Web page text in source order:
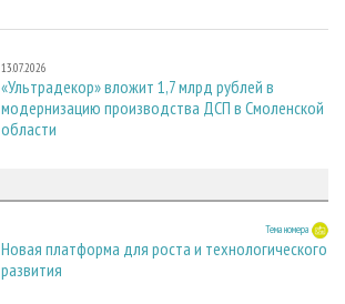
13.07.2026
«Ультрадекор» вложит 1,7 млрд рублей в
модернизацию производства ДСП в Смоленской
области
Тема номера
Новая платформа для роста и технологического
развития